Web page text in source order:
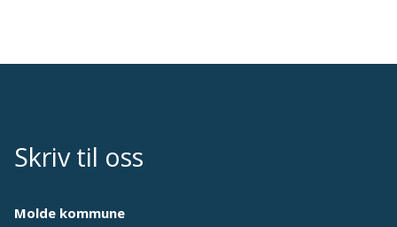
Skriv til oss
Molde kommune